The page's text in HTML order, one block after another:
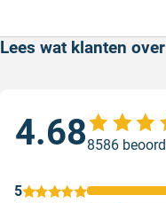
Lees wat klanten
4.688586
5